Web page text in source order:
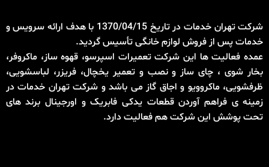
شرکت تهران خدمات در تاریخ 1370/04/15 با هدف ارائه سرویس و
خدمات پس از فروش لوازم خانگی تأسیس گردید.
عمده فعالیت ها این شرکت تعمیرات اسپرسو، قهوه ساز، ماکروفر،
بخار شوی ، چای ساز و نصب و تعمیر یخچال، فریزر، لباسشویی،
ظرفشویی، ماکروویو و اجاق گاز می باشد و شرکت تهران خدمات در
زمینه ی فراهم آوردن قطعات یدکی فابریک و اورجینال برند های
تحت پوشش این شرکت هم فعالیت دارد.